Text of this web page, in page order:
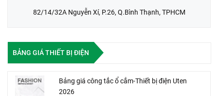
82/14/32A Nguyễn Xí, P.26, Q.Bình Thạnh, TPHCM
BẢNG GIÁ THIẾT BỊ ĐIỆN
Bảng giá công tắc ổ cắm-Thiết bị điện Uten
2026